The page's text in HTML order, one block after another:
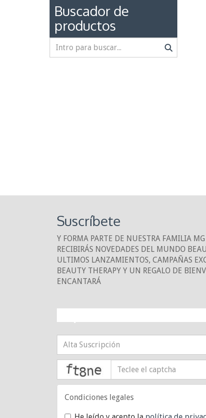
Buscador de
productos
Suscríbete
Y FORMA PARTE DE NUESTRA FAMILIA MG
RECIBIRÁS NOVEDADES DEL MUNDO
ULTIMOS LANZAMIENTOS, CAMPAÑAS
BEAUTY THERAPY Y UN REGALO DE
ENCANTARÁ
captcha
Condiciones legales